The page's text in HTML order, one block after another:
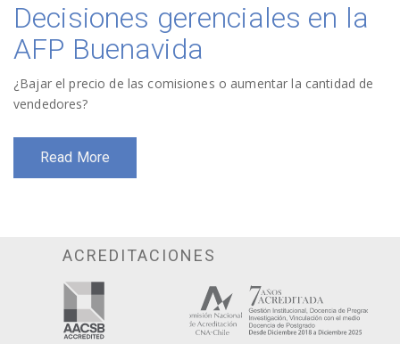
Decisiones gerenciales en la
AFP Buenavida
¿Bajar el precio de las comisiones o aumentar la cantidad de
vendedores?
Read More
ACREDITACIONES